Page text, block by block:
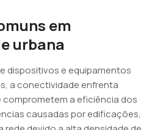
em
urbana
dispositivos e equipamentos
a conectividade enfrenta
a eficiência dos
causadas por edificações,